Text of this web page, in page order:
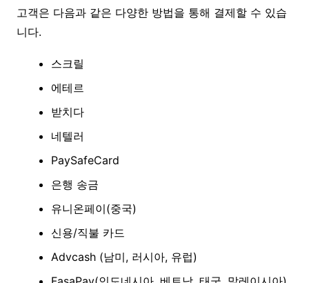
고객은 다음과 같은 다양한 방법을 통해 결제할 수 있습
니다.
스크릴
에테르
받치다
네텔러
PaySafeCard
은행 송금
유니온페이(중국)
신용/직불 카드
Advcash (남미, 러시아, 유럽)